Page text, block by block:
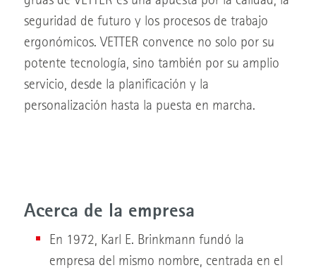
seguridad de futuro y los procesos de trabajo
ergonómicos. VETTER convence no solo por su
potente tecnología, sino también por su amplio
servicio, desde la planificación y la
personalización hasta la puesta en marcha.
Acerca de la empresa
En 1972, Karl E. Brinkmann fundó la
empresa del mismo nombre, centrada en el